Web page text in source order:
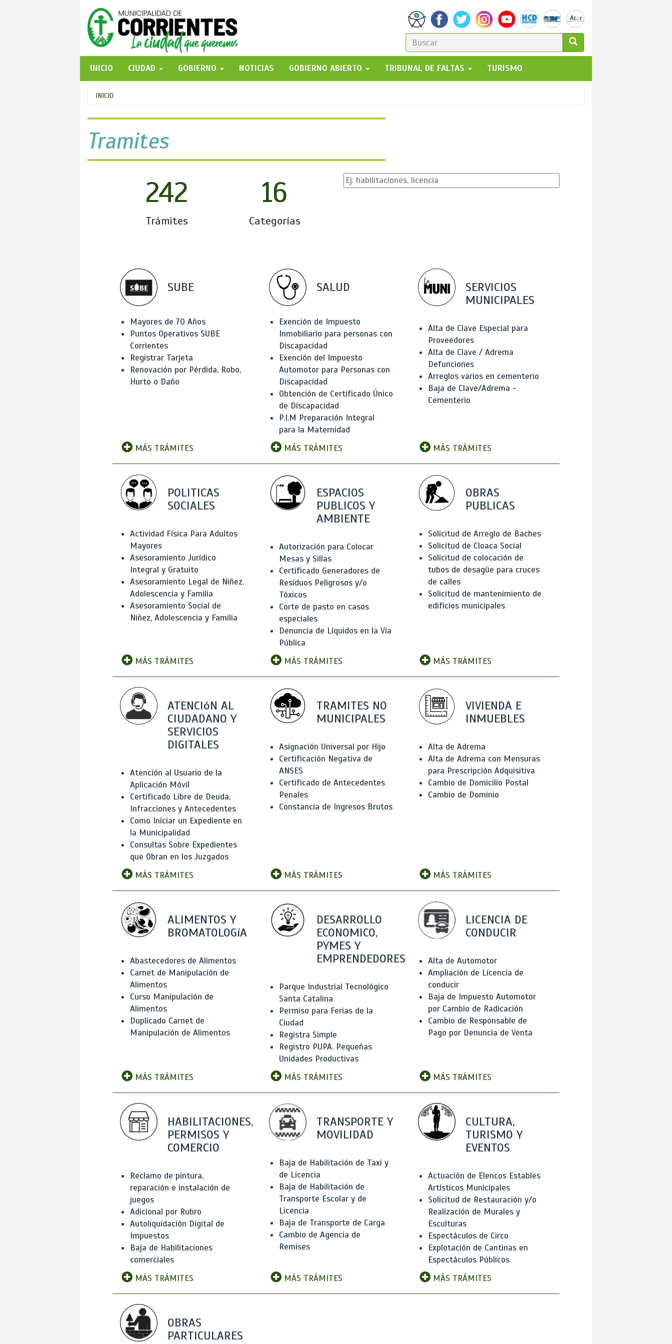
FORMULARIO
DE
BÚSQUEDA
GO!
INICIO
CIUDAD GOBIERNO NOTICIAS GOBIERNO ABIERTO TRIBUNAL DE FALTAS TURISMO
Se
encuentra
usted
aquí
INICIO
Tramites
242
Trámites
16
Categorías
SUBE
Mayores de 70 Años
Puntos Operativos SUBE
Corrientes
Registrar Tarjeta
Renovación por Pérdida, Robo,
Hurto o Daño
MÁS TRÁMITES
SALUD
Exención de Impuesto
Inmobiliario para personas con
Discapacidad
Exención del Impuesto
Automotor para Personas con
Discapacidad
Obtención de Certificado Único
de Discapacidad
P.I.M Preparación Integral
para la Maternidad
MÁS TRÁMITES
SERVICIOS
MUNICIPALES
Alta de Clave Especial para
Proveedores
Alta de Clave / Adrema
Defunciones
Arreglos varios en cementerio
Baja de Clave/Adrema -
Cementerio
MÁS TRÁMITES
POLITICAS
SOCIALES
Actividad Física Para Adultos
Mayores
Asesoramiento Jurídico
Integral y Gratuito
Asesoramiento Legal de Niñez,
Adolescencia y Familia
Asesoramiento Social de
Niñez, Adolescencia y Familia
MÁS TRÁMITES
ESPACIOS
PUBLICOS Y
AMBIENTE
Autorización para Colocar
Mesas y Sillas
Certificado Generadores de
Residuos Peligrosos y/o
Tóxicos
Corte de pasto en casos
especiales
Denuncia de Líquidos en la Vía
Pública
MÁS TRÁMITES
OBRAS
PUBLICAS
Solicitud de Arreglo de Baches
Solicitud de Cloaca Social
Solicitud de colocación de
tubos de desagüe para cruces
de calles
Solicitud de mantenimiento de
edificios municipales
MÁS TRÁMITES
ATENCIóN AL
CIUDADANO Y
SERVICIOS
DIGITALES
Atención al Usuario de la
Aplicación Móvil
Certificado Libre de Deuda,
Infracciones y Antecedentes
Como Iniciar un Expediente en
la Municipalidad
Consultas Sobre Expedientes
que Obran en los Juzgados
MÁS TRÁMITES
TRAMITES NO
MUNICIPALES
Asignación Universal por Hijo
Certificación Negativa de
ANSES
Certificado de Antecedentes
Penales
Constancia de Ingresos Brutos
MÁS TRÁMITES
VIVIENDA E
INMUEBLES
Alta de Adrema
Alta de Adrema con Mensuras
para Prescripción Adquisitiva
Cambio de Domicilio Postal
Cambio de Dominio
MÁS TRÁMITES
ALIMENTOS Y
BROMATOLOGíA
Abastecedores de Alimentos
Carnet de Manipulación de
Alimentos
Curso Manipulación de
Alimentos
Duplicado Carnet de
Manipulación de Alimentos
MÁS TRÁMITES
DESARROLLO
ECONOMICO,
PYMES Y
EMPRENDEDORES
Parque Industrial Tecnológico
Santa Catalina
Permiso para Ferias de la
Ciudad
Registra Simple
Registro PUPA. Pequeñas
Unidades Productivas
MÁS TRÁMITES
LICENCIA DE
CONDUCIR
Alta de Automotor
Ampliación de Licencia de
conducir
Baja de Impuesto Automotor
por Cambio de Radicación
Cambio de Responsable de
Pago por Denuncia de Venta
MÁS TRÁMITES
HABILITACIONES,
PERMISOS Y
COMERCIO
Reclamo de pintura,
reparación e instalación de
juegos
Adicional por Rubro
Autoliquidación Digital de
Impuestos
Baja de Habilitaciones
comerciales
MÁS TRÁMITES
TRANSPORTE Y
MOVILIDAD
Baja de Habilitación de Taxi y
de Licencia
Baja de Habilitación de
Transporte Escolar y de
Licencia
Baja de Transporte de Carga
Cambio de Agencia de
Remises
MÁS TRÁMITES
CULTURA,
TURISMO Y
EVENTOS
Actuación de Elencos Estables
Artísticos Municipales
Solicitud de Restauración y/o
Realización de Murales y
Esculturas
Espectáculos de Circo
Explotación de Cantinas en
Espectáculos Públicos
MÁS TRÁMITES
OBRAS
PARTICULARES